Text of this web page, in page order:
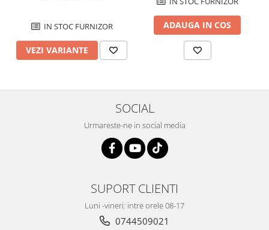
Sifoane, racorduri si ventile
Accesorii diverse
IN STOC FURNIZOR
VEZI VARIANTE
ADAUGA IN COS
SOCIAL
Urmareste-ne in social media
SUPORT CLIENTI
Luni -vineri: intre orele 08-17
0744509021